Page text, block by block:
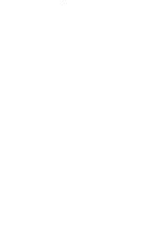
Lager zu
aber auch die USA
Art und Weise ihrer
Ungarn und der
von
in die
ließen sich
Art "Inquisition"